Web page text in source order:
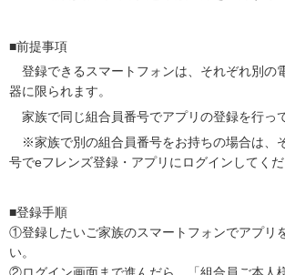
■前提事項
登録できるスマートフォンは、それぞれ別の
器に限られます。
家族で同じ組合員番号でアプリの登録を行っ
※家族で別の組合員番号をお持ちの場合は、
号でeフレンズ登録・アプリにログインしてくだ
■登録手順
①登録したいご家族のスマートフォンでアプリ
い。
②ログイン画面まで進んだら、「組合員ご本人